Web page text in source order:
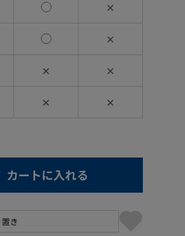
✕
✕
✕ ✕
✕ ✕
カートに入れる